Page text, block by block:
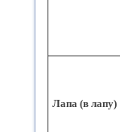
Лапа (в лапу)